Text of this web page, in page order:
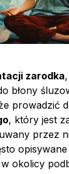
zarodka
błony
prowadzić
, który jest
przez
okolicy